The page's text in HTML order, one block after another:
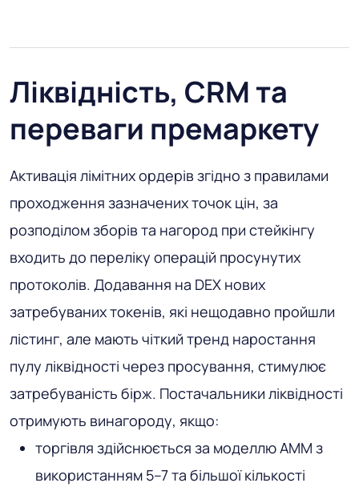
Ліквідність, CRM та
переваги премаркету
Активація лімітних ордерів згідно з правилами
проходження зазначених точок цін, за
розподілом зборів та нагород при стейкінгу
входить до переліку операцій просунутих
протоколів. Додавання на DEX нових
затребуваних токенів, які нещодавно пройшли
лістинг, але мають чіткий тренд наростання
пулу ліквідності через просування, стимулює
затребуваність бірж. Постачальники ліквідності
отримують винагороду, якщо:
торгівля здійснюється за моделлю AMM з
використанням 5–7 та більшої кількості